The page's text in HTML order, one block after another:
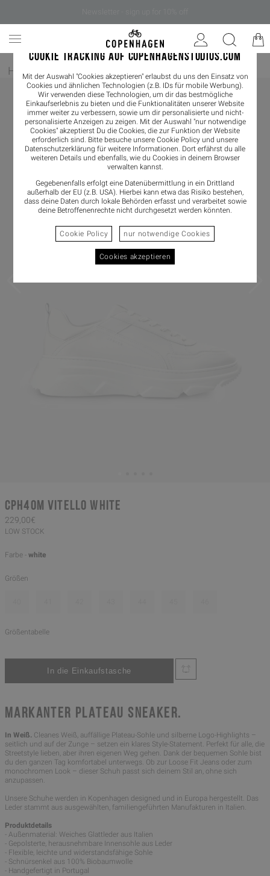
COOKIE TRACKING AUF COPENHAGENSTUDIOS.COM
Mit der Auswahl "Cookies akzeptieren" erlaubst du uns den Einsatz von
Cookies und ähnlichen Technologien (z.B. IDs für mobile Werbung).
Wir verwenden diese Technologien, um dir das bestmögliche
Einkaufserlebnis zu bieten und die Funktionalitäten unserer Website
immer weiter zu verbessern, sowie um dir personalisierte und nicht-
personalisierte Anzeigen zu zeigen. Mit der Auswahl "nur notwendige
Cookies" akzeptierst Du die Cookies, die zur Funktion der Website
erforderlich sind. Bitte besuche unsere Cookie Policy und unsere
Datenschutzerklärung für weitere Informationen. Dort erfährst du alle
weiteren Details und ebenfalls, wie du Cookies in deinem Browser
verwalten kannst.
Gegebenenfalls erfolgt eine Datenübermittlung in ein Drittland
außerhalb der EU (z.B. USA). Hierbei kann etwa das Risiko bestehen,
dass deine Daten durch lokale Behörden erfasst und verarbeitet sowie
deine Betroffenenrechte nicht durchgesetzt werden könnten.
Cookie Policy nur notwendige Cookies
Cookies akzeptieren
Home / Herren/ Sneaker
CPH40M vitello white
229,00€
LOW STOCK
Farbe - white
Größen
Größentabelle
MARKANTER PLATEAU SNEAKER.
In Weiß. Cleanes Weiß, auffällige Plateau-Sohle und silberne Logo-Highlights –
seitlich und auf der Zunge – setzen ein klares Style-Statement. Perfekt für alle, die
Streetstyle lieben, aber ihren eigenen Weg gehen. Dank der bequemen Sohle bist
du den ganzen Tag komfortabel unterwegs. Ob zur Loose Fit Jeans oder zum
monochromen Look – dieser Schuh passt sich deinem Stil an, ohne sich
anzupassen.
Unsere Schuhe werden in Kopenhagen designed und in Europa hergestellt. Das
Leder stammt aus ausgewählten, familiengeführten Manufakturen in Italien.
Produktdetails
- Außenmaterial: Weiches Glattleder aus Italien
- Gepolsterte, herausnehmbare Innensohle aus Leder
- Flexible, leichte und widerstandsfähige Sohle
- Schnürsenkel aus 100% Biobaumwolle
- Handgefertigt in Portugal